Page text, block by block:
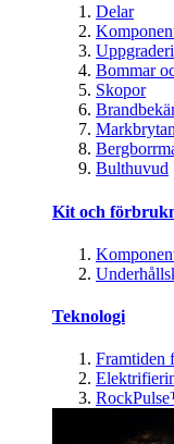
Delar
Bommar
Skopor
Bulthuvud
Kit och
Teknologi
Framtiden